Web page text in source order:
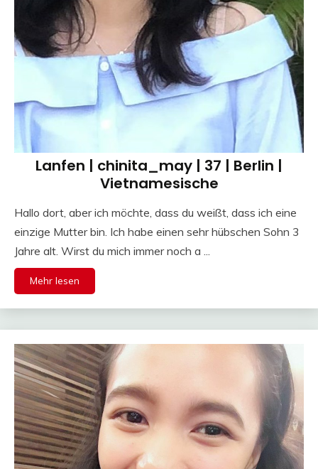
Lanfen | chinita_may | 37 | Berlin |
Vietnamesische
Hallo dort, aber ich möchte, dass du weißt, dass ich eine
einzige Mutter bin. Ich habe einen sehr hübschen Sohn 3
Jahre alt. Wirst du mich immer noch a ...
Mehr lesen